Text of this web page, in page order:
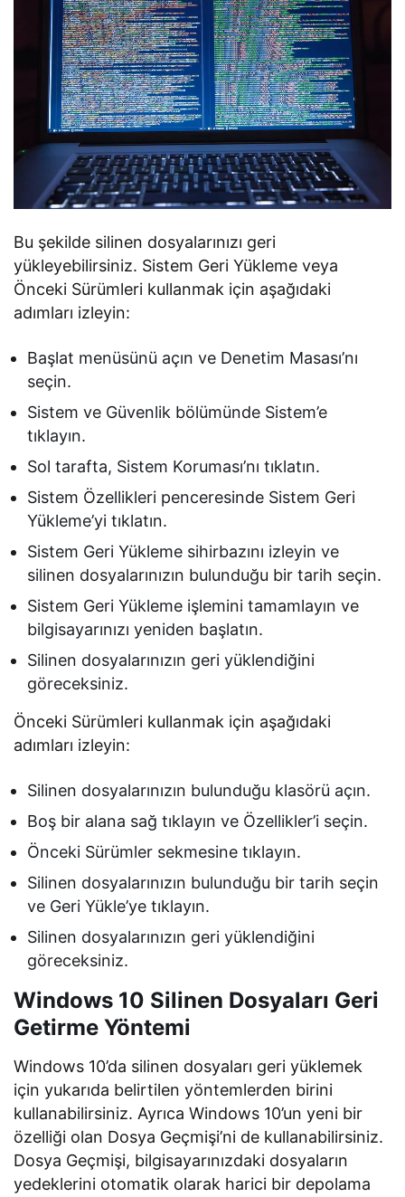
Bu şekilde silinen dosyalarınızı geri
yükleyebilirsiniz. Sistem Geri Yükleme veya
Önceki Sürümleri kullanmak için aşağıdaki
adımları izleyin:
Başlat menüsünü açın ve Denetim Masası’nı
seçin.
Sistem ve Güvenlik bölümünde Sistem’e
tıklayın.
Sol tarafta, Sistem Koruması’nı tıklatın.
Sistem Özellikleri penceresinde Sistem Geri
Yükleme’yi tıklatın.
Sistem Geri Yükleme sihirbazını izleyin ve
silinen dosyalarınızın bulunduğu bir tarih seçin.
Sistem Geri Yükleme işlemini tamamlayın ve
bilgisayarınızı yeniden başlatın.
Silinen dosyalarınızın geri yüklendiğini
göreceksiniz.
Önceki Sürümleri kullanmak için aşağıdaki
adımları izleyin:
Silinen dosyalarınızın bulunduğu klasörü açın.
Boş bir alana sağ tıklayın ve Özellikler’i seçin.
Önceki Sürümler sekmesine tıklayın.
Silinen dosyalarınızın bulunduğu bir tarih seçin
ve Geri Yükle’ye tıklayın.
Silinen dosyalarınızın geri yüklendiğini
göreceksiniz.
Windows 10 Silinen Dosyaları Geri
Getirme Yöntemi
Windows 10’da silinen dosyaları geri yüklemek
için yukarıda belirtilen yöntemlerden birini
kullanabilirsiniz. Ayrıca Windows 10’un yeni bir
özelliği olan Dosya Geçmişi’ni de kullanabilirsiniz.
Dosya Geçmişi, bilgisayarınızdaki dosyaların
yedeklerini otomatik olarak harici bir depolama